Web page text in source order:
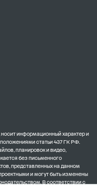
информационный характер и
статьи 437 ГК РФ.
планировок и видео,
без письменного
представленных на данном
и могут быть изменены
В соответствии с